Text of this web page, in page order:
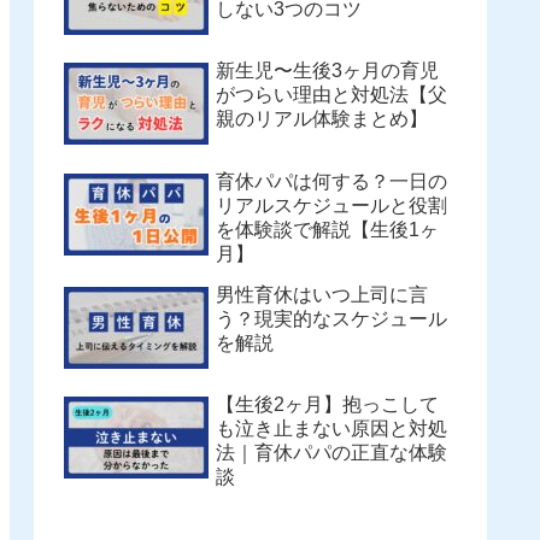
しない3つのコツ
新生児〜生後3ヶ月の育児
がつらい理由と対処法【父
親のリアル体験まとめ】
育休パパは何する？一日の
リアルスケジュールと役割
を体験談で解説【生後1ヶ
月】
男性育休はいつ上司に言
う？現実的なスケジュール
を解説
【生後2ヶ月】抱っこして
も泣き止まない原因と対処
法｜育休パパの正直な体験
談